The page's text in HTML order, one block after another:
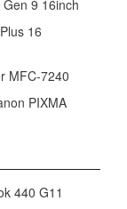
9 16inch
16
MFC-7240
PIXMA
440 G11